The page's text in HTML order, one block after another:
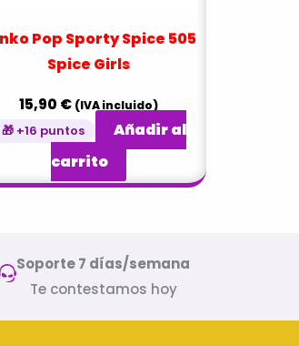
Pop Sporty Spice 505
Spice Girls
15,90 € (IVA incluido)
🎁 +16 puntos
Añadir al
carrito
Soporte 7 días/semana
Te contestamos hoy